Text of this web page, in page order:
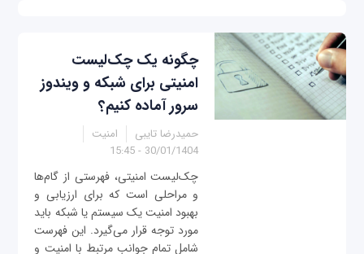
چگونه یک چک‌لیست
امنیتی برای شبکه و ویندوز
سرور آماده کنیم؟
حمیدرضا تایبی
امنیت
30/01/1404 - 15:45
چک‌لیست امنیتی، فهرستی از گام‌ها
و مراحلی است که برای ارزیابی و
بهبود امنیت یک سیستم یا شبکه باید
مورد توجه قرار می‌گیرد. این فهرست
شامل تمام جوانب مرتبط با امنیت و